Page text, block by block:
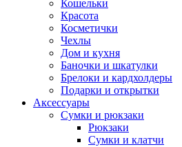
Кошельки
Красота
Косметички
Чехлы
Дом и кухня
Баночки и шкатулки
Брелоки и кардхолдеры
Подарки и открытки
Аксессуары
Сумки и рюкзаки
Рюкзаки
Сумки и клатчи